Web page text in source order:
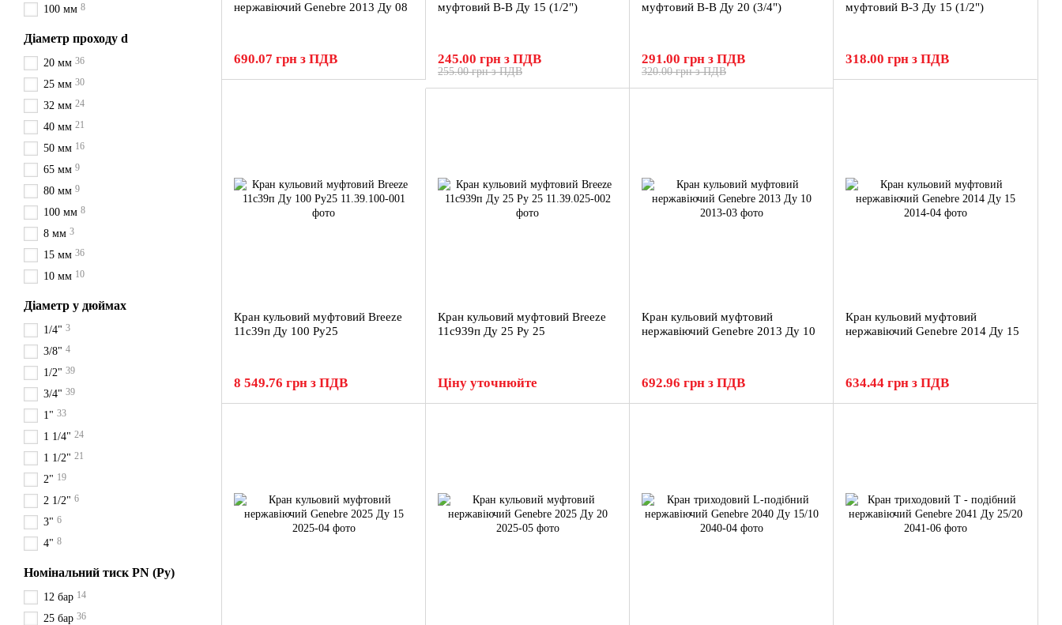
нержавіючий Genebre 2013 Ду 08
690.07 грн з ПДВ
муфтовий В-В Ду 15 (1/2")
255.00 грн з ПДВ
245.00 грн з ПДВ
муфтовий В-В Ду 20 (3/4")
320.00 грн з ПДВ
291.00 грн з ПДВ
муфтовий В-З Ду 15 (1/2")
318.00 грн з ПДВ
Кран кульовий муфтовий Breeze
11с39п Ду 100 Ру25
8 549.76 грн з ПДВ
Кран кульовий муфтовий Breeze
11с939п Ду 25 Ру 25
Ціну уточнюйте
Кран кульовий муфтовий
нержавіючий Genebre 2013 Ду 10
692.96 грн з ПДВ
Кран кульовий муфтовий
нержавіючий Genebre 2014 Ду 15
634.44 грн з ПДВ
100 мм 8
Діаметр проходу d
20 мм 36
25 мм 30
32 мм 24
40 мм 21
50 мм 16
65 мм 9
80 мм 9
100 мм 8
8 мм 3
15 мм 36
10 мм 10
Діаметр у дюймах
1/4" 3
3/8" 4
1/2" 39
3/4" 39
1" 33
1 1/4" 24
1 1/2" 21
2" 19
2 1/2" 6
3" 6
4" 8
Номінальний тиск PN (Ру)
12 бар 14
25 бар 36